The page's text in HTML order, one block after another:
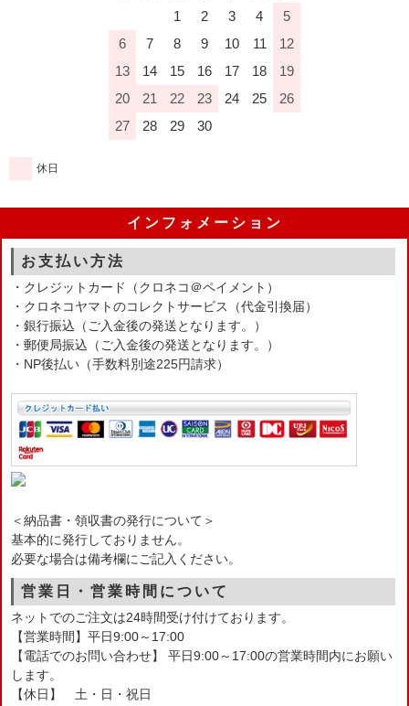
1
2 3 4
5
6
7 8 9 10 11
12
13
14 15 16 17 18
19
20
21 22 23 24 25
26
27
28 29 30
休日
インフォメーション
お支払い方法
・クレジットカード（クロネコ＠ペイメント）
・クロネコヤマトのコレクトサービス（代金引換届）
・銀行振込（ご入金後の発送となります。）
・郵便局振込（ご入金後の発送となります。）
・NP後払い（手数料別途225円請求）
＜納品書・領収書の発行について＞
基本的に発行しておりません。
必要な場合は備考欄にご記入ください。
営業日・営業時間について
ネットでのご注文は24時間受け付けております。
【営業時間】平日9:00～17:00
【電話でのお問い合わせ】 平日9:00～17:00の営業時間内にお願い
します。
【休日】 土・日・祝日